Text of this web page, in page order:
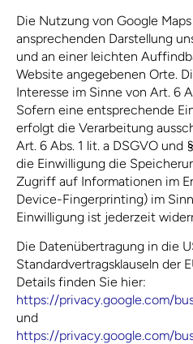
Die Nutzung von Google
ansprechenden Darstellung
und an einer leichten
Website angegebenen Orte.
Interesse im Sinne von Art. 6
Sofern eine entsprechende
erfolgt die Verarbeitung
Art. 6 Abs. 1 lit. a DSGVO und
die Einwilligung die
Zugriff auf Informationen im
Device-Fingerprinting) im
Einwilligung ist jederzeit
Die Datenübertragung in die
Standardvertragsklauseln der
Details finden Sie hier:
https://privacy.google.com/
und
https://privacy.google.com/